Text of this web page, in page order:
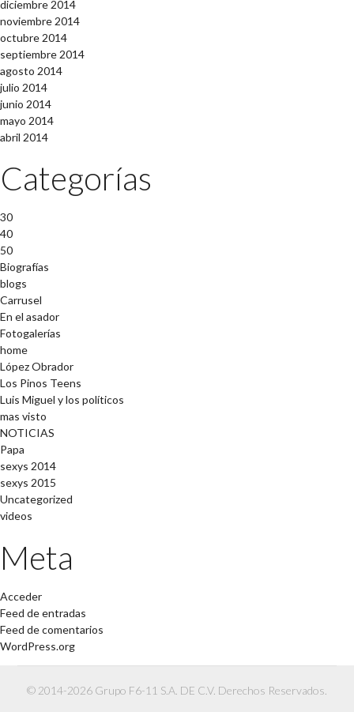
diciembre 2014
noviembre 2014
octubre 2014
septiembre 2014
agosto 2014
julio 2014
junio 2014
mayo 2014
abril 2014
Categorías
30
40
50
Biografías
blogs
Carrusel
En el asador
Fotogalerías
home
López Obrador
Los Pinos Teens
Luis Miguel y los políticos
mas visto
NOTICIAS
Papa
sexys 2014
sexys 2015
Uncategorized
videos
Meta
Acceder
Feed de entradas
Feed de comentarios
WordPress.org
© 2014-2026 Grupo F6-11 S.A. DE C.V. Derechos Reservados.